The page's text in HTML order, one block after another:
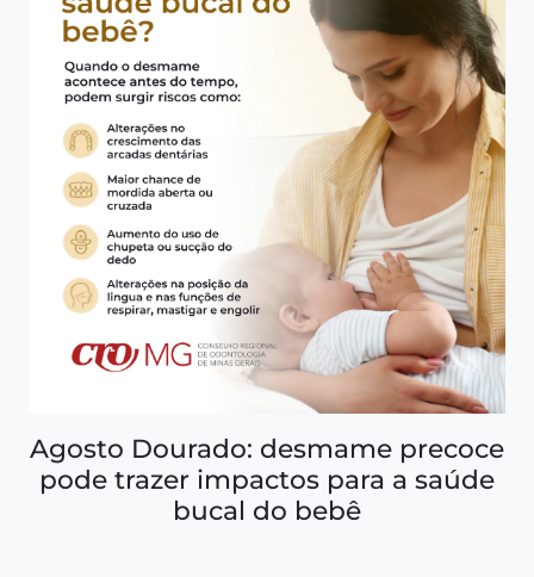
Agosto Dourado: desmame precoce
pode trazer impactos para a saúde
bucal do bebê